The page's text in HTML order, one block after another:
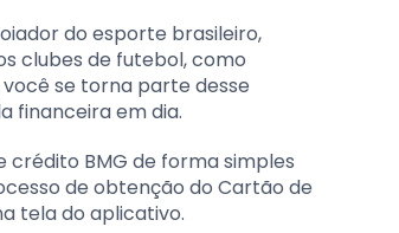
do esporte brasileiro,
clubes de futebol, como
se torna parte desse
financeira em dia.
BMG de forma simples
de obtenção do Cartão de
tela do aplicativo.